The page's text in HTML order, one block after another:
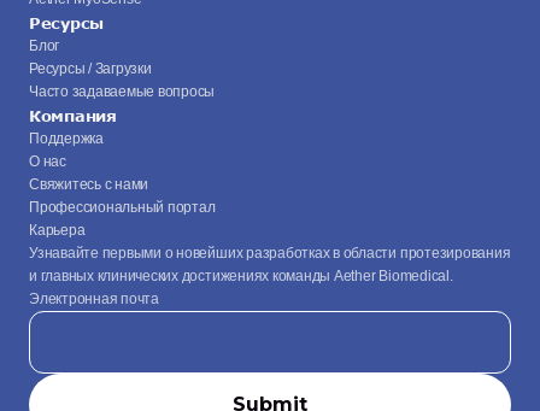
Ресурсы
Блог
Ресурсы / Загрузки
Часто задаваемые вопросы
Компания
Поддержка
О нас
Свяжитесь с нами
Профессиональный портал
Карьера
Узнавайте первыми о новейших разработках в области протезирования
и главных клинических достижениях команды Aether Biomedical.
Электронная почта